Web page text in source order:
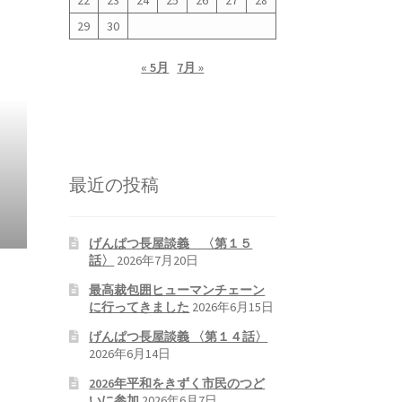
29
30
« 5月 7月 »
最近の投稿
げんぱつ長屋談義 〈第１５
話〉
2026年7月20日
最高裁包囲ヒューマンチェーン
に行ってきました 2026年6月15日
げんぱつ長屋談義 〈第１４話〉
2026年6月14日
2026年平和をきずく市民のつど